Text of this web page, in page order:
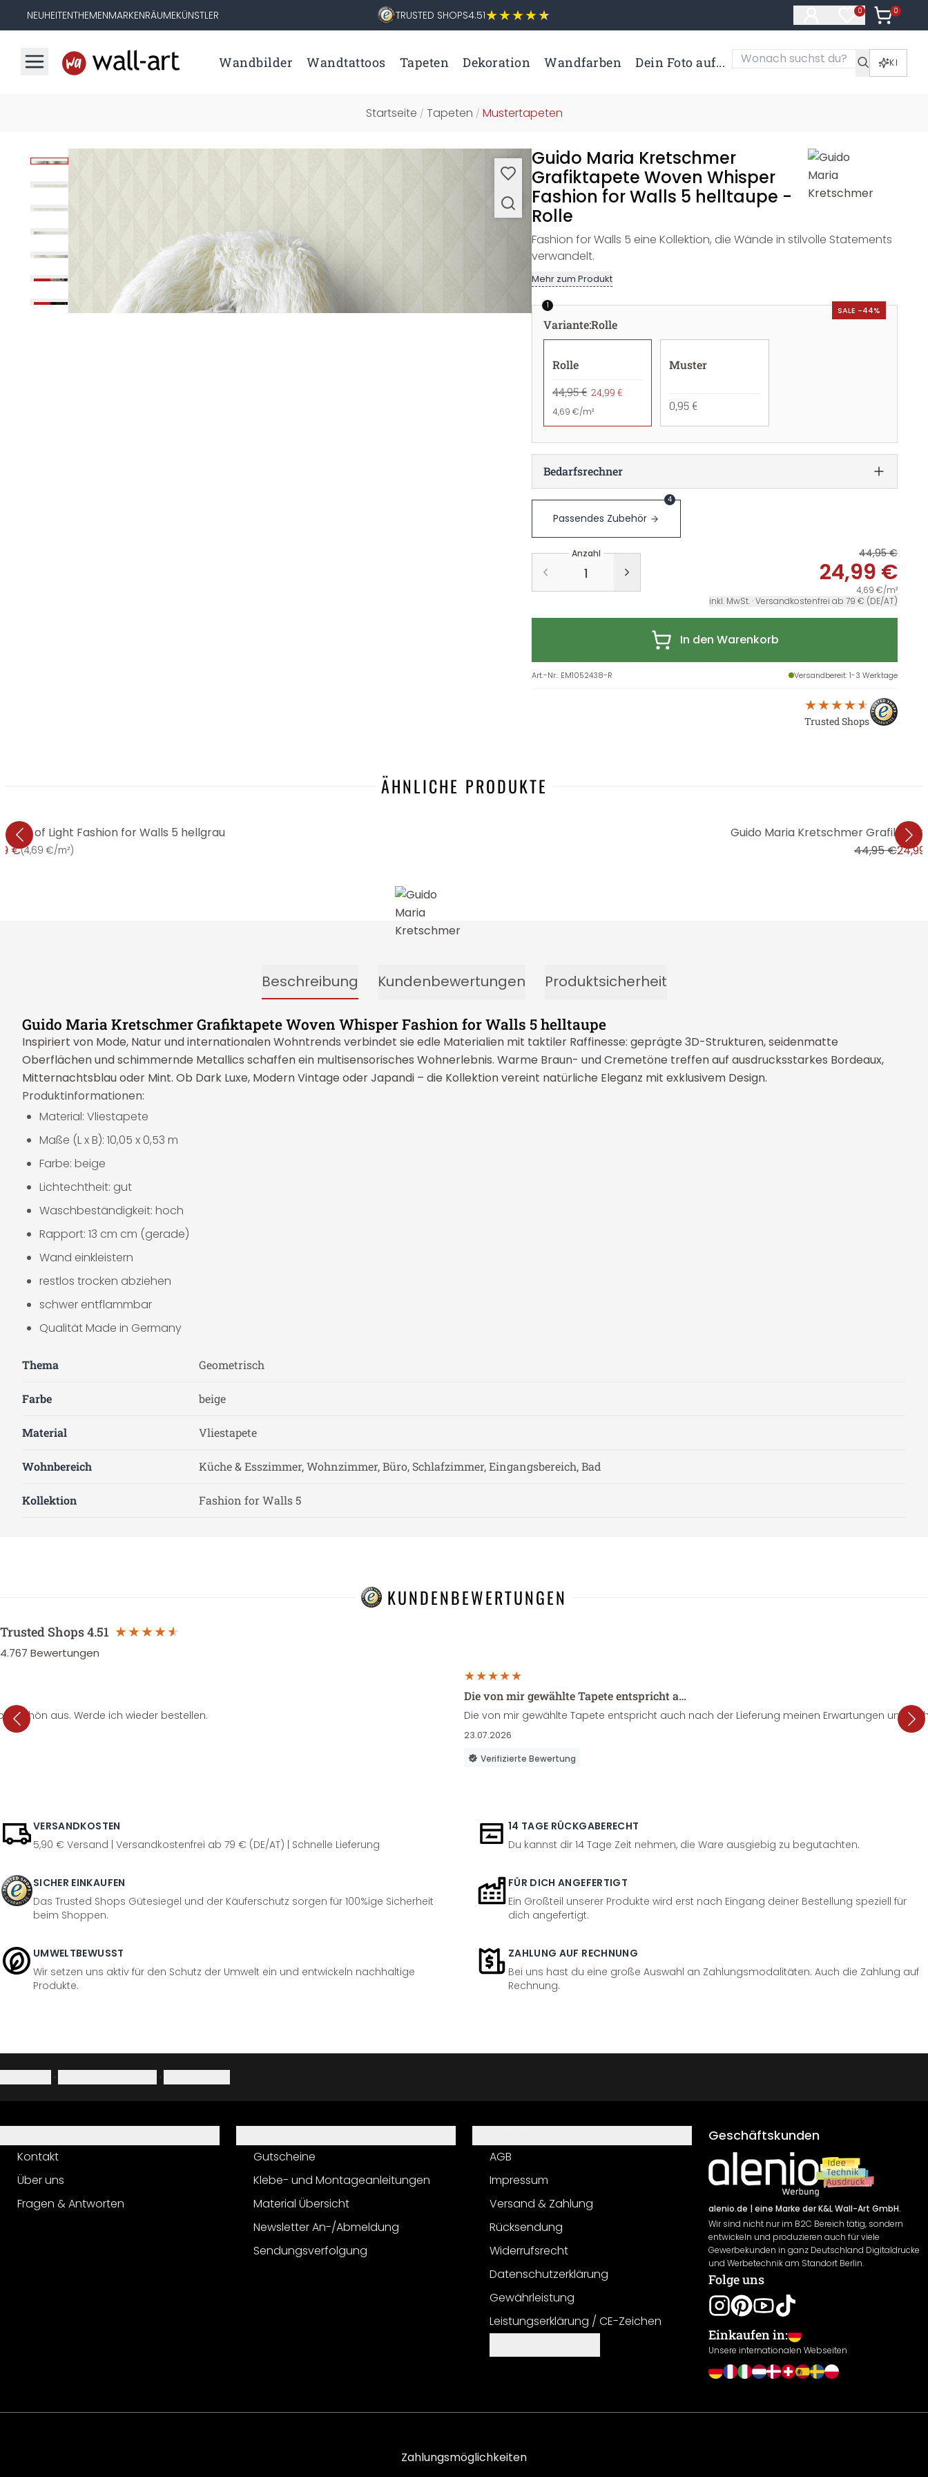
NEUHEITENTHEMENMARKENRÄUMEKÜNSTLER TRUSTED SHOPS4.51 0
Artikel im
0
Artikel
Wandbilder Wandtattoos Tapeten Dekoration Wandfarben Dein Foto auf... KI
Startseite / Tapeten / Mustertapeten
Guido Maria Kretschmer
Grafiktapete Woven Whisper
Fashion for Walls 5 helltaupe -
Rolle
Fashion for Walls 5 eine Kollektion, die Wände in stilvolle Statements
verwandelt.
Mehr zum Produkt
SALE -44%
1
Variante:Rolle
Rolle
44,95 € 24,99 €
4,69 €/m²
Muster
0,95 €
Bedarfsrechner
Passendes Zubehör
4
Anzahl 44,95 €
24,99 €
4,69 €/m²
inkl. MwSt. · Versandkostenfrei ab 79 € (DE/AT)
In den Warenkorb
Art.-Nr.: EM1052438-R Versandbereit: 1-3 Werktage
Trusted Shops
ÄHNLICHE PRODUKTE
of Light Fashion for Walls 5 hellgrau
€(4,69 €/m²)
Guido Maria Kretschmer
44,95 €
Beschreibung Kundenbewertungen Produktsicherheit
Guido Maria Kretschmer Grafiktapete Woven Whisper Fashion for Walls 5 helltaupe
Inspiriert von Mode, Natur und internationalen Wohntrends verbindet sie edle Materialien mit taktiler Raffinesse: geprägte 3D-Strukturen, seidenmatte
Oberflächen und schimmernde Metallics schaffen ein multisensorisches Wohnerlebnis. Warme Braun- und Cremetöne treffen auf ausdrucksstarkes Bordeaux,
Mitternachtsblau oder Mint. Ob Dark Luxe, Modern Vintage oder Japandi – die Kollektion vereint natürliche Eleganz mit exklusivem Design.
Produktinformationen:
Material: Vliestapete
Maße (L x B): 10,05 x 0,53 m
Farbe: beige
Lichtechtheit: gut
Waschbeständigkeit: hoch
Rapport: 13 cm cm (gerade)
Wand einkleistern
restlos trocken abziehen
schwer entflammbar
Qualität Made in Germany
Thema Geometrisch
Farbe beige
Material Vliestapete
Wohnbereich Küche & Esszimmer, Wohnzimmer, Büro, Schlafzimmer, Eingangsbereich, Bad
Kollektion Fashion for Walls 5
KUNDENBEWERTUNGEN
Trusted Shops4.51
4.767 Bewertungen
schön aus. Werde ich wieder bestellen.
Die von mir gewählte Tapete entspricht a…
Die von mir gewählte Tapete entspricht auch nach der Lieferung meinen Erwartungen und
23.07.2026
Verifizierte Bewertung
VERSANDKOSTEN
5,90 € Versand | Versandkostenfrei ab 79 € (DE/AT) | Schnelle Lieferung
14 TAGE RÜCKGABERECHT
Du kannst dir 14 Tage Zeit nehmen, die Ware ausgiebig zu begutachten.
SICHER EINKAUFEN
Das Trusted Shops Gütesiegel und der Käuferschutz sorgen für 100%ige Sicherheit
beim Shoppen.
FÜR DICH ANGEFERTIGT
Ein Großteil unserer Produkte wird erst nach Eingang deiner Bestellung speziell für
dich angefertigt.
UMWELTBEWUSST
Wir setzen uns aktiv für den Schutz der Umwelt ein und entwickeln nachhaltige
Produkte.
ZAHLUNG AUF RECHNUNG
Bei uns hast du eine große Auswahl an Zahlungsmodalitäten. Auch die Zahlung auf
Rechnung.
· ·
Kontakt
Über uns
Fragen & Antworten
Gutscheine
Klebe- und Montageanleitungen
Material Übersicht
Newsletter An-/Abmeldung
Sendungsverfolgung
AGB
Impressum
Versand & Zahlung
Rücksendung
Widerrufsrecht
Datenschutzerklärung
Gewährleistung
Leistungserklärung / CE-Zeichen
Geschäftskunden
alenio.de | eine Marke der K&L Wall-Art GmbH.
Wir sind nicht nur im B2C Bereich tätig, sondern
entwickeln und produzieren auch für viele
Gewerbekunden in ganz Deutschland Digitaldrucke
und Werbetechnik am Standort Berlin.
Folge uns
Einkaufen in:
Unsere internationalen Webseiten
Zahlungsmöglichkeiten